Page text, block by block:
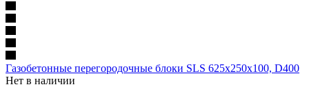
Газобетонные перегородочные блоки SLS 625х250х100, D400
Нет в наличии